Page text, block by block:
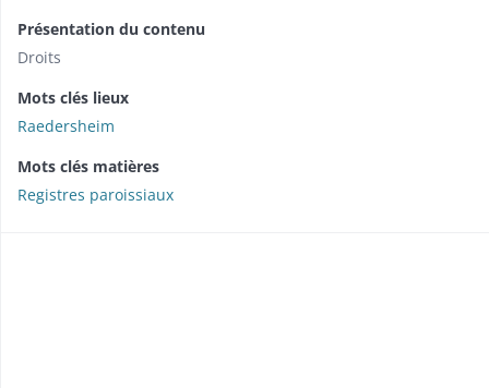
Présentation du contenu
Droits
Mots clés lieux
Raedersheim
Mots clés matières
Registres paroissiaux